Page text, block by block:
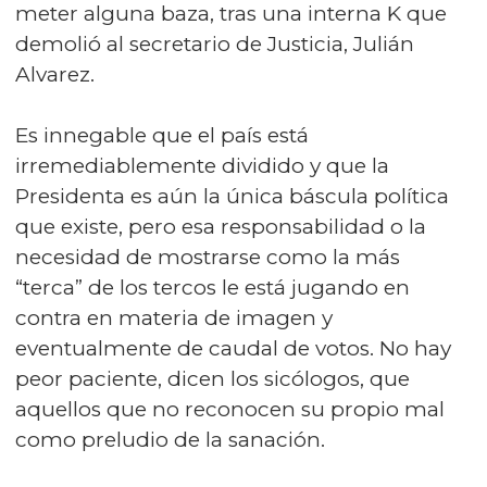
meter alguna baza, tras una interna K que
demolió al secretario de Justicia, Julián
Alvarez.
Es innegable que el país está
irremediablemente dividido y que la
Presidenta es aún la única báscula política
que existe, pero esa responsabilidad o la
necesidad de mostrarse como la más
“terca” de los tercos le está jugando en
contra en materia de imagen y
eventualmente de caudal de votos. No hay
peor paciente, dicen los sicólogos, que
aquellos que no reconocen su propio mal
como preludio de la sanación.